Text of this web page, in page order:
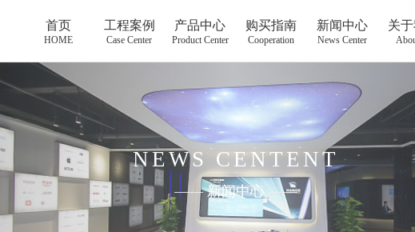
首页
HOME
工程案例
Case Center
产品中心
Product Center
购买指南
Cooperation
新闻中心
News Center
关
NEWS CENTENT
—— 新闻中心 ——